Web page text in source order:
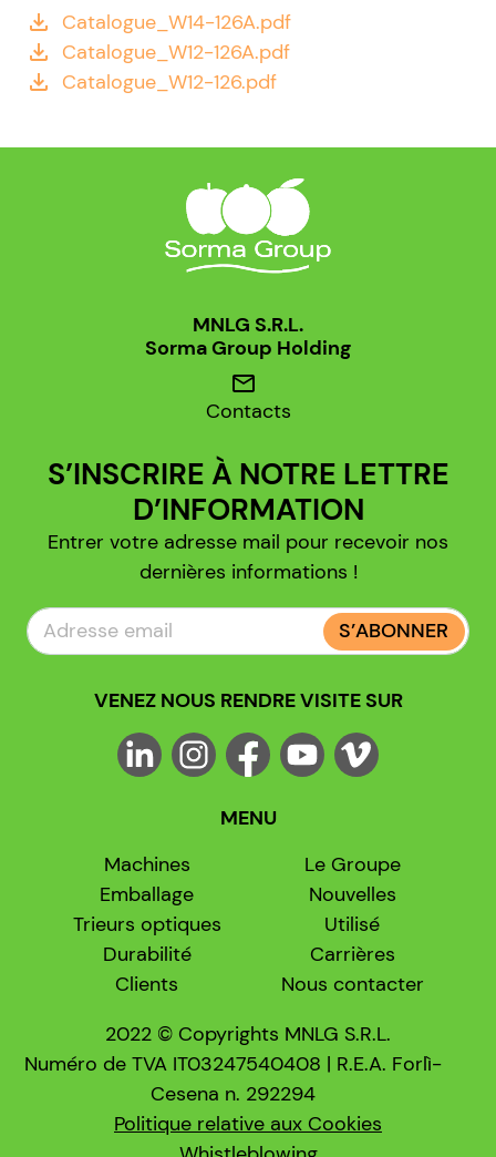
file_download Catalogue_W14-126A.pdf
file_download Catalogue_W12-126A.pdf
file_download Catalogue_W12-126.pdf
MNLG S.R.L.
Sorma Group Holding
mail
Contacts
S’INSCRIRE À NOTRE LETTRE
D’INFORMATION
Entrer votre adresse mail pour recevoir nos
dernières informations !
S’ABONNER
VENEZ NOUS RENDRE VISITE SUR
MENU
Machines
Emballage
Trieurs optiques
Durabilité
Clients
Le Groupe
Nouvelles
Utilisé
Carrières
Nous contacter
2022 © Copyrights MNLG S.R.L.
Numéro de TVA IT03247540408 | R.E.A. Forlì-
Cesena n. 292294
Politique relative aux Cookies